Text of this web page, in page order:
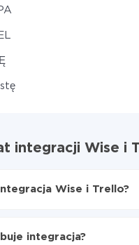
integracji Wise i
Wise i Trello?
integracja?